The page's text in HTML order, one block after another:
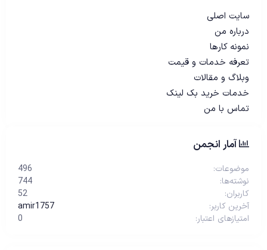
سایت اصلی
درباره من
نمونه کارها
تعرفه خدمات و قیمت
وبلاگ و مقالات
خدمات خرید بک لینک
تماس با من
آمار انجمن
موضوعات
496
نوشته‌ها
744
کاربران
52
آخرین کاربر
amir1757
امتیازهای اعتبار
0